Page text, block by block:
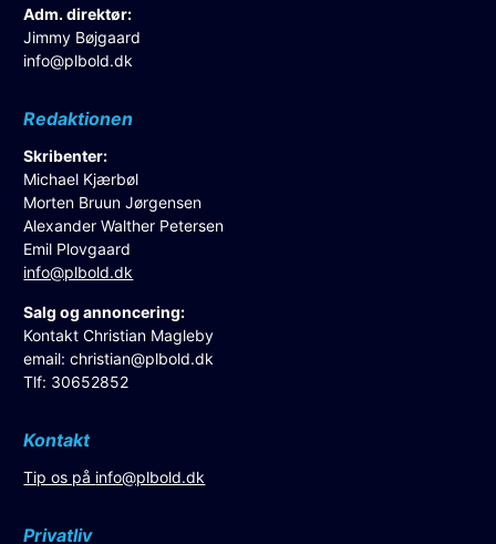
Adm. direktør:
Jimmy Bøjgaard
info@plbold.dk
Redaktionen
Skribenter:
Michael Kjærbøl
Morten Bruun Jørgensen
Alexander Walther Petersen
Emil Plovgaard
info@plbold.dk
Salg og annoncering:
Kontakt Christian Magleby
email:christian@plbold.dk
Tlf: 30652852
Kontakt
Tip os på info@plbold.dk
Privatliv